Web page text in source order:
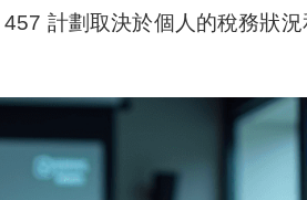
計劃取決於個人的稅務狀況